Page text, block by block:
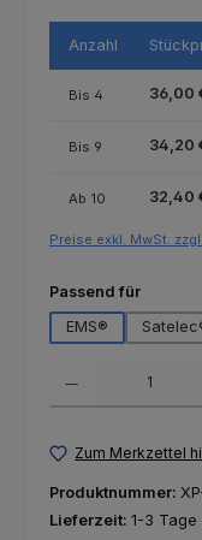
Anzahl
Bis 4 36,00
Bis 9 34,20
Ab 10 32,40
Preise exkl. MwSt.
Passend für
EMS®
Zum Merkzettel
Produktnummer:
Lieferzeit: 1-3 Tage